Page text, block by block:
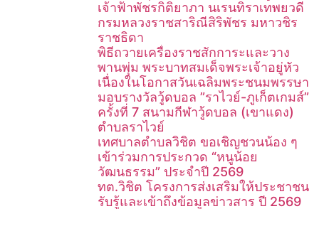
เจ้าฟ้าพัชรกิติยาภา นเรนทิราเทพยวดี
กรมหลวงราชสาริณีสิริพัชร มหาวชิร
ราชธิดา
พิธีถวายเครื่องราชสักการะและวาง
พานพุ่ม พระบาทสมเด็จพระเจ้าอยู่หัว
เนื่องในโอกาสวันเฉลิมพระชนมพรรษา
มอบรางวัลวู้ดบอล ”ราไวย์-ภูเก็ตเกมส์”
ครั้งที่ 7 สนามกีฬาวู้ดบอล (เขาแดง)
ตำบลราไวย์
เทศบาลตำบลวิชิต ขอเชิญชวนน้อง ๆ
เข้าร่วมการประกวด “หนูน้อย
วัฒนธรรม” ประจำปี 2569
ทต.วิชิต โครงการส่งเสริมให้ประชาชน
รับรู้และเข้าถึงข้อมูลข่าวสาร ปี 2569